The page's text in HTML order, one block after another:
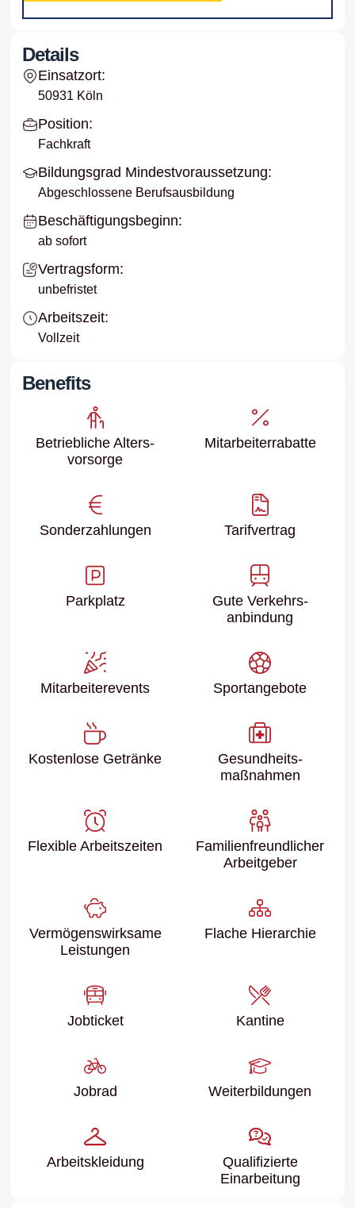
Details
Einsatzort:
50931 Köln
Position:
Fachkraft
Bildungsgrad Mindestvoraussetzung:
Abgeschlossene Berufsausbildung
Beschäftigungsbeginn:
ab sofort
Vertragsform:
unbefristet
Arbeitszeit:
Vollzeit
Benefits
Betriebliche Alters­
vorsorge
Mitarbeiter­rabatte
Sonder­zahlungen Tarifvertrag
Parkplatz
Gute Verkehrs­
anbindung
Mitarbeiter­events Sport­angebote
Kostenlose Getränke
Gesundheits­
maßnahmen
Flexible Arbeitszeiten
Familien­freundlicher
Arbeitgeber
Vermögenswirksame
Leistungen
Flache Hierarchie
Jobticket Kantine
Jobrad Weiter­bildungen
Arbeits­kleidung
Qualifizierte
Einarbeitung